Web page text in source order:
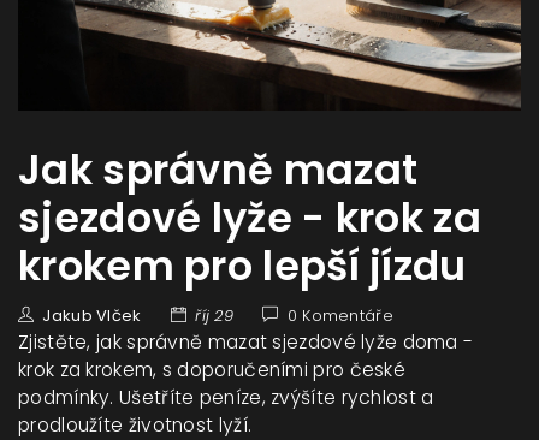
Jak správně mazat
sjezdové lyže - krok za
krokem pro lepší jízdu
Jakub Vlček říj 29 0 Komentáře
Zjistěte, jak správně mazat sjezdové lyže doma -
krok za krokem, s doporučeními pro české
podmínky. Ušetříte peníze, zvýšíte rychlost a
prodloužíte životnost lyží.